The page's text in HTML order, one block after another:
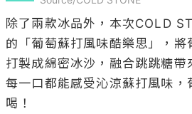
除了兩款冰品外，本次COLD
的「葡萄蘇打風味酷樂思」，將
打製成綿密冰沙，融合跳跳糖帶
每一口都能感受沁涼蘇打風味，
喝！